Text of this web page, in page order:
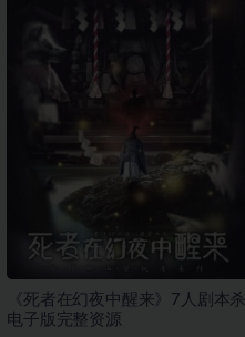
《死者在幻夜中醒来》7人剧本杀
电子版完整资源